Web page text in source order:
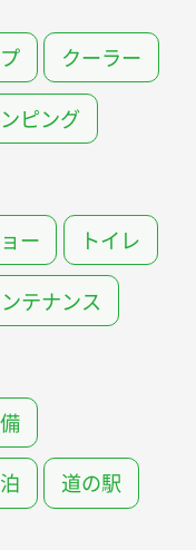
クーラー
ピング
ー トイレ
テナンス
道の駅